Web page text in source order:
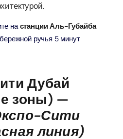
настанции Аль-Губайба
ручья 5 минут
Дубай
зоны) —
Сити
линия)